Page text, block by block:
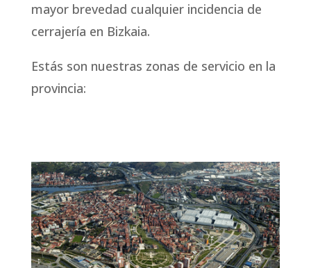
mayor brevedad cualquier incidencia de
cerrajería en Bizkaia.
Estás son nuestras zonas de servicio en la
provincia: